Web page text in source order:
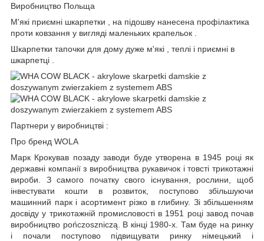
Виробництво Польща
М'які приємні шкарпетки , на підошву нанесена профілактика
проти ковзання у вигляді маленьких крапельок .
Шкарпетки тапочки для дому дуже м'які , теплі і приємні в
шкарпетці .
Партнери у виробництві :
Про бренд WOLA
Марк Крокував позаду заводи буде утворена в 1945 році як
державні компанії з виробництва рукавичок і товсті трикотажні
вироби. З самого початку свого існування, рослини, щоб
інвестувати кошти в розвиток, поступово збільшуючи
машинний парк і асортимент різко в глибину. Зі збільшенням
досвіду у трикотажній промисловості в 1951 році завод почав
виробництво pończoszniczą. В кінці 1980-х. Там буде на ринку
і почали поступово підвищувати ринку німецький і